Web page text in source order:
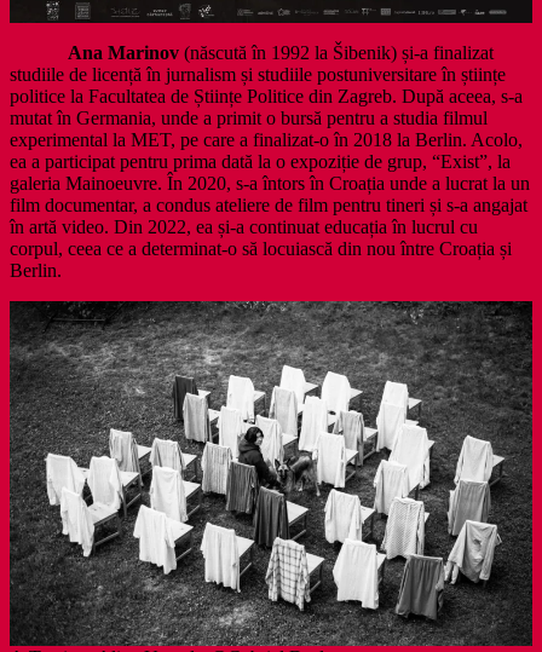
Ana Marinov (născută în 1992 la Šibenik) și-a finalizat
studiile de licență în jurnalism și studiile postuniversitare în științe
politice la Facultatea de Științe Politice din Zagreb. După aceea, s-a
mutat în Germania, unde a primit o bursă pentru a studia filmul
experimental la MET, pe care a finalizat-o în 2018 la Berlin. Acolo,
ea a participat pentru prima dată la o expoziție de grup, “Exist”, la
galeria Mainoeuvre. În 2020, s-a întors în Croația unde a lucrat la un
film documentar, a condus ateliere de film pentru tineri și s-a angajat
în artă video. Din 2022, ea și-a continuat educația în lucrul cu
corpul, ceea ce a determinat-o să locuiască din nou între Croația și
Berlin.